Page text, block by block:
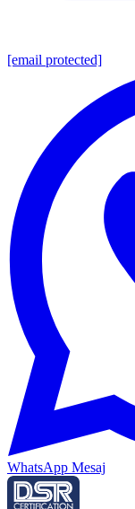
[email protected]
WhatsApp Mesaj